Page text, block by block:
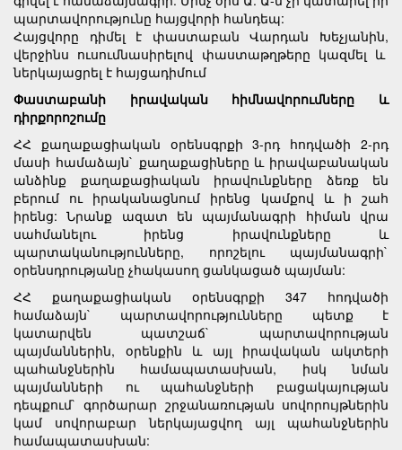
պարտավորությունը հայցվորի հանդեպ:
Հայցվորը դիմել է փաստաբան Վարդան Խեչյանին,
վերջինս ուսումնասիրելով փաստաթղթերը կազմել և
ներկայացրել է հայցադիմում
Փաստաբանի իրավական հիմնավորումները և
դիրքորոշումը
ՀՀ քաղաքացիական օրենսգրքի 3-րդ հոդվածի 2-րդ
մասի համաձայն` քաղաքացիները և իրավաբանական
անձինք քաղաքացիական իրավունքները ձեռք են
բերում ու իրականացնում իրենց կամքով և ի շահ
իրենց: Նրանք ազատ են պայմանագրի հիման վրա
սահմանելու իրենց իրավունքները և
պարտականությունները, որոշելու պայմանագրի`
օրենսդրությանը չհակասող ցանկացած պայման:
ՀՀ քաղաքացիական օրենսգրքի 347 հոդվածի
համաձայն` պարտավորությունները պետք է
կատարվեն պատշաճ` պարտավորության
պայմաններին, օրենքին և այլ իրավական ակտերի
պահանջներին համապատասխան, իսկ նման
պայմանների ու պահանջների բացակայության
դեպքում` գործարար շրջանառության սովորույթներին
կամ սովորաբար ներկայացվող այլ պահանջներին
համապատասխան: